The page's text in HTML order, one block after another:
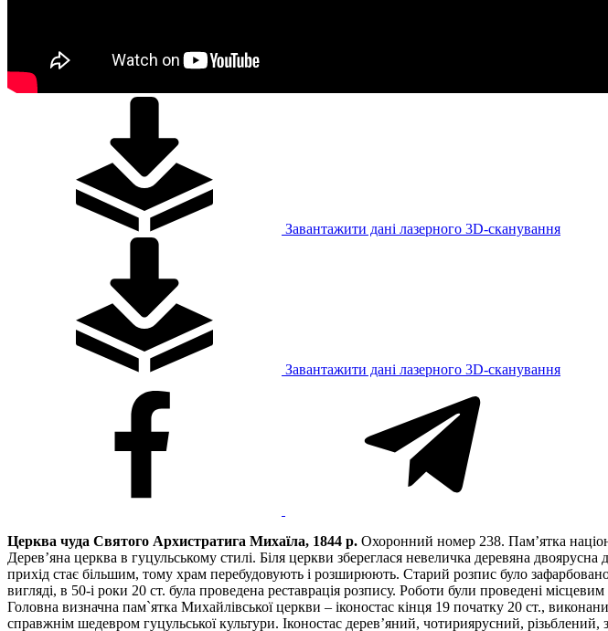
Завантажити дані лазерного 3D-сканування
Завантажити дані лазерного 3D-сканування
Церква чуда Святого Архистратига Михаїла, 1844 р. Охоронний номер 238. Пам’ятка
Дерев’яна церква в гуцульському стилі. Біля церкви збереглася невеличка деревяна
прихід стає більшим, тому храм перебудовують і розширюють. Старий розпис було
вигляді, в 50-і роки 20 ст. була проведена реставрація розпису. Роботи були проведені
Головна визначна пам`ятка Михайлівської церкви – іконостас кінця 19 початку 20 ст.,
справжнім шедевром гуцульської культури. Іконостас дерев’яний, чотириярусний,